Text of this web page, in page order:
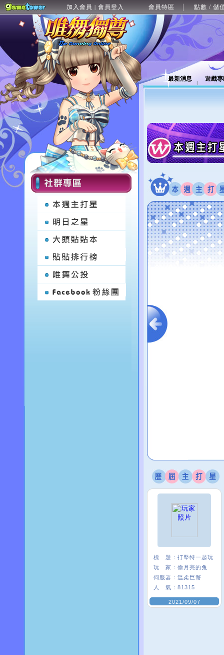
加入會員 | 會員登入 會員特區 點數 / 儲
最新消息 遊戲
標 題： 打擊特一起玩
玩 家： 偷月亮的兔
伺服器： 溫柔巨蟹
人 氣： 81315
2021/09/07